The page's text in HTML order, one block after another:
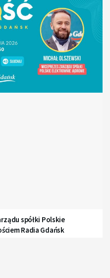
spółki Polskie
Radia Gdańsk